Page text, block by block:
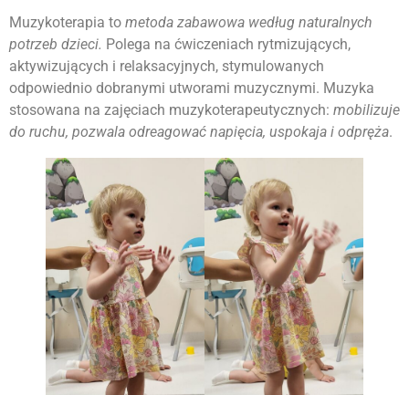
Muzykoterapia to metoda zabawowa według naturalnych
potrzeb dzieci. Polega na ćwiczeniach rytmizujących,
aktywizujących i relaksacyjnych, stymulowanych
odpowiednio dobranymi utworami muzycznymi. Muzyka
stosowana na zajęciach muzykoterapeutycznych: mobilizuje
do ruchu, pozwala odreagować napięcia, uspokaja i odpręża.